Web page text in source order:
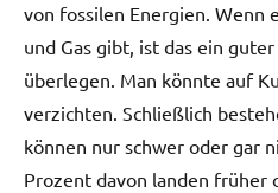
von fossilen Energien. Wenn
und Gas gibt, ist das ein
überlegen. Man könnte auf
verzichten. Schließlich
können nur schwer oder gar
Prozent davon landen früher